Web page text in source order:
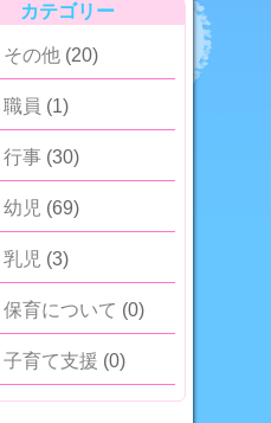
カテゴリー
その他(20)
職員 (1)
行事(30)
幼児 (69)
乳児 (3)
保育について (0)
子育て支援 (0)